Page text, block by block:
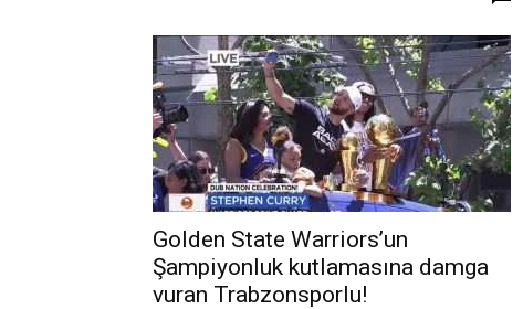
Golden State Warriors’un
Şampiyonluk kutlamasına damga
vuran Trabzonsporlu!